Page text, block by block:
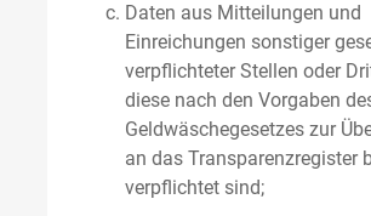
Daten aus Mitteilungen und
Einreichungen sonstiger
verpflichteter Stellen oder
diese nach den Vorgaben
Geldwäschegesetzes zur
an das Transparenzregister
verpflichtet sind;